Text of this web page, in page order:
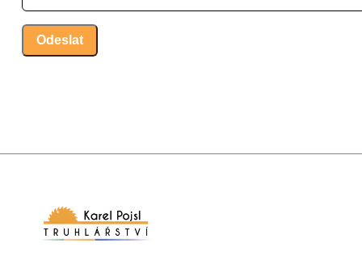
Odeslat